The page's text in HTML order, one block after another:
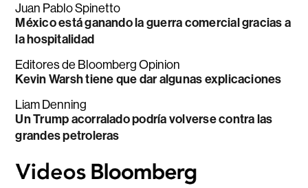
Juan Pablo Spinetto
México está ganando la guerra comercial gracias a
la hospitalidad
Editores de Bloomberg Opinion
Kevin Warsh tiene que dar algunas explicaciones
Liam Denning
Un Trump acorralado podría volverse contra las
grandes petroleras